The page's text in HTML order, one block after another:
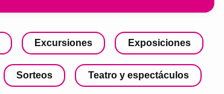
Excursiones Exposiciones
Sorteos Teatro y espectáculos